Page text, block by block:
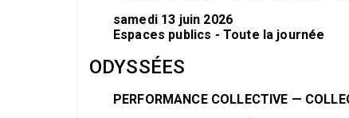
samedi 13 juin 2026
Espaces publics - Toute la journée
ODYSSÉES
PERFORMANCE COLLECTIVE —